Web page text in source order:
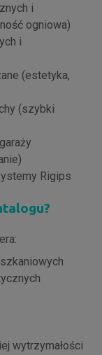
i
ogniowa)
i
(estetyka,
(szybki
Rigips
wytrzymałości